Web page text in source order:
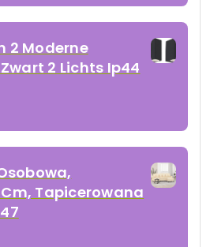
2 Moderne
2 Lichts Ip44
Tapicerowana